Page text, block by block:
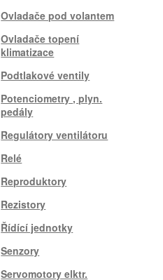
Ovladače pod volantem
Ovladače topení
klimatizace
Podtlakové ventily
Potenciometry , plyn.
pedály
Regulátory ventilátoru
Relé
Reproduktory
Rezistory
Řídící jednotky
Senzory
Servomotory elktr.